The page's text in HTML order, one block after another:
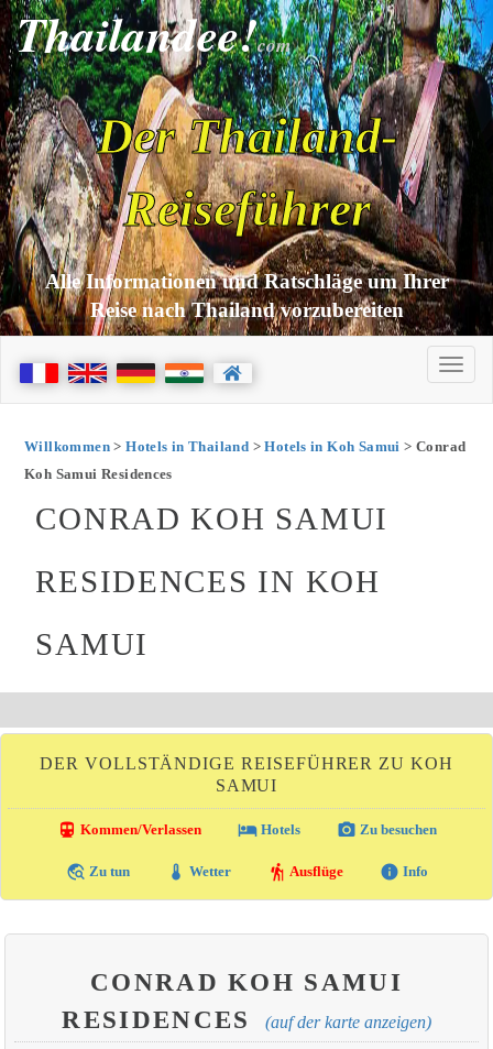
Thailandee!com
Der Thailand-
Reiseführer
Alle Informationen und Ratschläge um Ihrer
Reise nach Thailand vorzubereiten
Willkommen>Hotels in Thailand >Hotels in Koh Samui > Conrad
Koh Samui Residences
CONRAD KOH SAMUI
RESIDENCES IN KOH
SAMUI
DER VOLLSTÄNDIGE REISEFÜHRER ZU KOH
SAMUI
directions_transit Kommen/Verlassen local_hotelHotels photo_camera Zu besuchen
travel_explore Zu tun thermostat Wetter hiking Ausflüge info Info
CONRAD KOH SAMUI
RESIDENCES
(auf der karte anzeigen)